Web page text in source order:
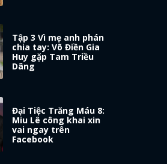
Tập 3 Vì mẹ anh phán
chia tay: Võ Điền Gia
Huy gặp Tam Triều
Dâng
Đại Tiệc Trăng Máu 8:
Miu Lê công khai xin
vai ngay trên
Facebook